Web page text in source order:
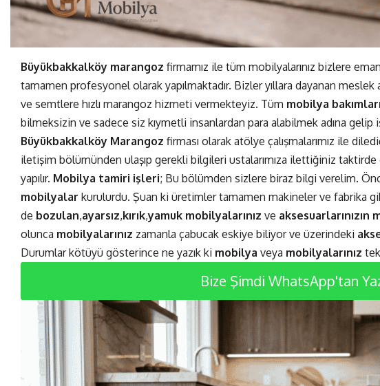
Büyükbakkalköy marangoz firmamız ile tüm mobilyalarınız bizlere
tamamen profesyonel olarak yapılmaktadır. Bizler yıllara dayanan meslek
ve semtlere hızlı marangoz hizmeti vermekteyiz. Tüm mobilya
bilmeksizin ve sadece siz kıymetli insanlardan para alabilmek adına gelip
Büyükbakkalköy Marangoz firması olarak atölye çalışmalarımız ile
iletişim bölümünden ulaşıp gerekli bilgileri ustalarımıza ilettiğiniz
yapılır. Mobilya tamiri işleri; Bu bölümden sizlere biraz bilgi verelim.
mobilyalar kurulurdu. Şuan ki üretimler tamamen makineler ve fabrika
de bozulan,ayarsız,kırık,yamuk mobilyalarınız ve aksesuarlarınızın
olunca mobilyalarınız zamanla çabucak eskiye biliyor ve üzerindeki
Durumlar kötüyü gösterince ne yazık ki mobilya veya mobilyalarınız
Bize Şimdi WhatsApp'tan